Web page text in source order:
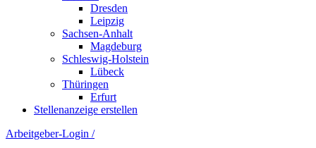
Dresden
Leipzig
Sachsen-Anhalt
Magdeburg
Schleswig-Holstein
Lübeck
Thüringen
Erfurt
Stellenanzeige erstellen
Arbeitgeber-Login /